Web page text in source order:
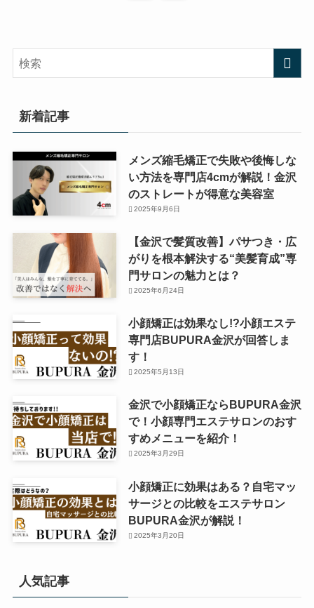
新着記事
メンズ縮毛矯正で失敗や後悔しな
い方法を専門店4cmが解説！金沢
のストレートが得意な美容室
2025年9月6日
【金沢で髪質改善】パサつき・広
がりを根本解決する“美髪育成”専
門サロンの魅力とは？
2025年6月24日
小顔矯正は効果なし!?小顔エステ
専門店BUPURA金沢が回答しま
す！
2025年5月13日
金沢で小顔矯正ならBUPURA金沢
で！小顔専門エステサロンのおす
すめメニューを紹介！
2025年3月29日
小顔矯正に効果はある？自宅マッ
サージとの比較をエステサロン
BUPURA金沢が解説！
2025年3月20日
人気記事